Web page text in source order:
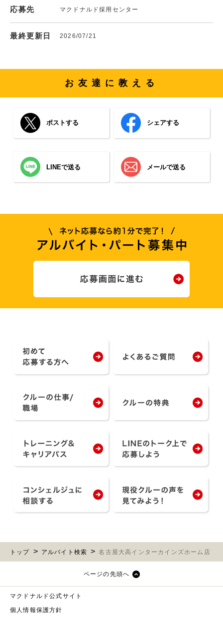
応募先 マクドナルド採用センター
最終更新日 2026/07/21
お友達に教える
ポストする シェアする
LINEで送る メールで送る
トップ アルバイト検索 名古屋大高インターカインズホーム店
ページの先頭へ
マクドナルド公式サイト
個人情報保護方針